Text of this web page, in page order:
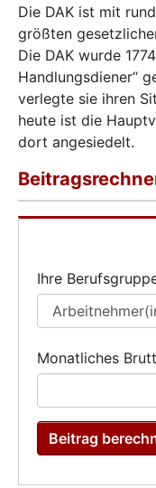
Die DAK ist mit
größten
Die DAK wurde
Handlungsdiener“
verlegte sie ihren
heute ist die
dort angesiedelt.